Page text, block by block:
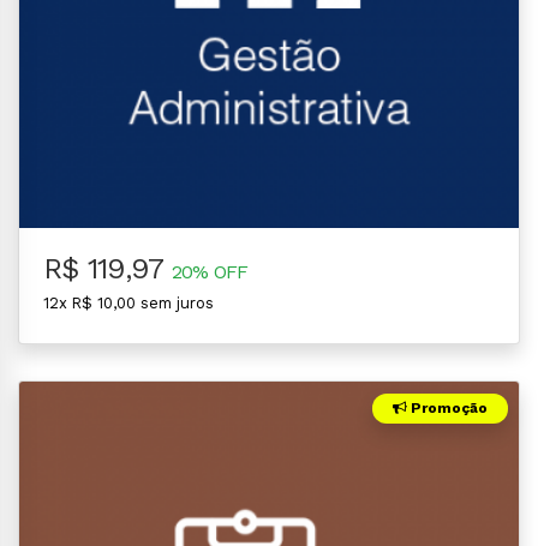
R$ 119,97 20% OFF
12x R$ 10,00 sem juros
Promoção